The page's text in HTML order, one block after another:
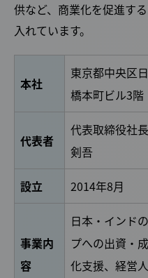
供など、商業化を促進す
入れています。
本社
東京都中央区
橋本町ビル3階
代表者
代表取締役社
剣吾
設立 2014年8月
事業内
容
日本・インド
プへの出資・
化支援、経営